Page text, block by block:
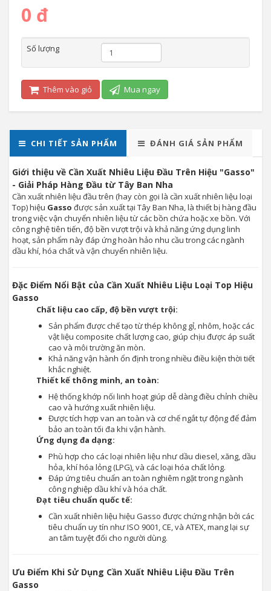
0 đ
Số lượng
Thêm vào giỏ Mua ngay
CHI TIẾT SẢN PHẨM ĐÁNH GIÁ SẢN PHẨM
Giới thiệu về Cần Xuất Nhiêu Liệu Đầu Trên Hiệu "Gasso"
- Giải Pháp Hàng Đầu từ Tây Ban Nha
Cần xuất nhiên liệu đầu trên (hay còn gọi là cần xuất nhiên liệu loại
Top) hiệu Gasso được sản xuất tại Tây Ban Nha, là thiết bị hàng đầu
trong việc vận chuyển nhiên liệu từ các bồn chứa hoặc xe bồn. Với
công nghệ tiên tiến, độ bền vượt trội và khả năng ứng dụng linh
hoạt, sản phẩm này đáp ứng hoàn hảo nhu cầu trong các ngành
dầu khí, hóa chất và vận chuyển nhiên liệu.
Đặc Điểm Nổi Bật của Cần Xuất Nhiêu Liệu Loại Top Hiệu
Gasso
Chất liệu cao cấp, độ bền vượt trội:
Sản phẩm được chế tạo từ thép không gỉ, nhôm, hoặc các
vật liệu composite chất lượng cao, giúp chịu được áp suất
cao và môi trường ăn mòn.
Khả năng vận hành ổn định trong nhiều điều kiện thời tiết
khắc nghiệt.
Thiết kế thông minh, an toàn:
Hệ thống khớp nối linh hoạt giúp dễ dàng điều chỉnh chiều
cao và hướng xuất nhiên liệu.
Được tích hợp van an toàn và cơ chế ngắt tự động để đảm
bảo an toàn tối đa khi vận hành.
Ứng dụng đa dạng:
Phù hợp cho các loại nhiên liệu như dầu diesel, xăng, dầu
hỏa, khí hóa lỏng (LPG), và các loại hóa chất lỏng.
Đáp ứng tiêu chuẩn an toàn nghiêm ngặt trong ngành
công nghiệp dầu khí và hóa chất.
Đạt tiêu chuẩn quốc tế:
Cần xuất nhiên liệu hiệu Gasso được chứng nhận bởi các
tiêu chuẩn uy tín như ISO 9001, CE, và ATEX, mang lại sự
an tâm tuyệt đối cho người dùng.
Ưu Điểm Khi Sử Dụng Cần Xuất Nhiêu Liệu Đầu Trên
Gasso